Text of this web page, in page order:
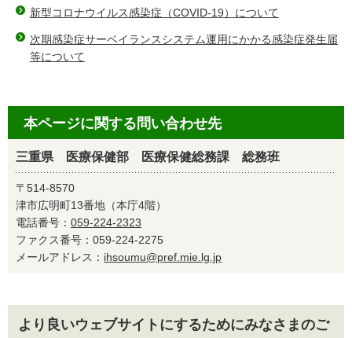
新型コロナウイルス感染症（COVID-19）について
次期感染症サーベイランスシステム運用にかかる感染症発生届
等について
本ページに関する問い合わせ先
三重県 医療保健部 医療保健総務課 総務班
〒514-8570
津市広明町13番地（本庁4階）
電話番号： 059-224-2323
ファクス番号：059-224-2275
メールアドレス： ihsoumu@pref.mie.lg.jp
より良いウェブサイトにするためにみなさまのご